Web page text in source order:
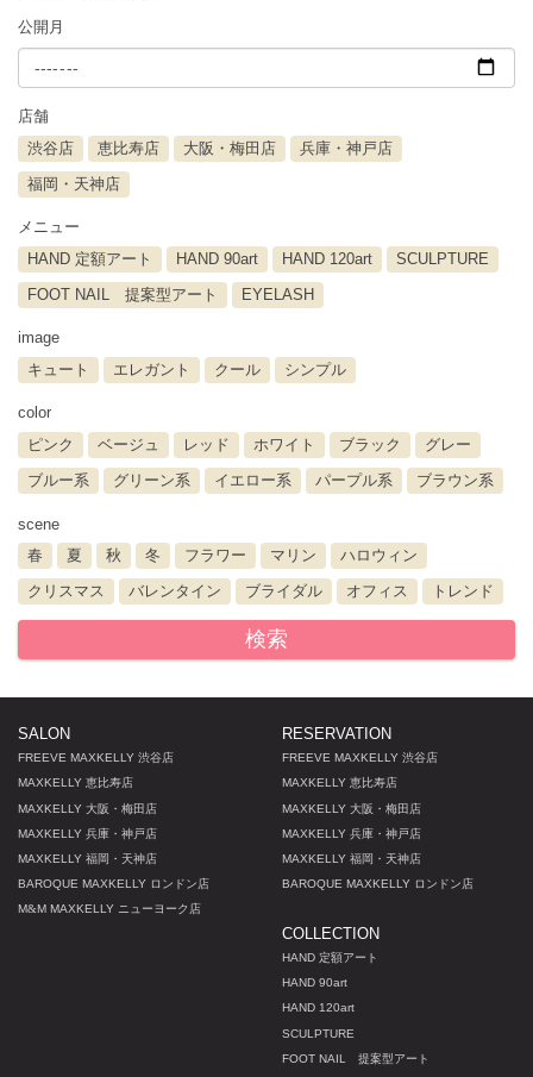
公開月
店舗
渋谷店
恵比寿店 大阪・梅田店
兵庫・神戸店
福岡・天神店
メニュー
HAND 定額アート
HAND 90art HAND 120art
SCULPTURE
FOOT NAIL 提案型アート
EYELASH
image
キュート
エレガント クール シンプル
color
ピンク
ベージュ レッド ホワイト ブラック
グレー
ブルー系
グリーン系 イエロー系 パープル系 ブラウン系
scene
春
夏 秋 冬 フラワー マリン
ハロウィン
クリスマス
バレンタイン ブライダル オフィス トレンド
検索
SALON
FREEVE MAXKELLY 渋谷店
MAXKELLY 恵比寿店
MAXKELLY 大阪・梅田店
MAXKELLY 兵庫・神戸店
MAXKELLY 福岡・天神店
BAROQUE MAXKELLY ロンドン店
M&M MAXKELLY ニューヨーク店
RESERVATION
FREEVE MAXKELLY 渋谷店
MAXKELLY 恵比寿店
MAXKELLY 大阪・梅田店
MAXKELLY 兵庫・神戸店
MAXKELLY 福岡・天神店
BAROQUE MAXKELLY ロンドン店
COLLECTION
HAND 定額アート
HAND 90art
HAND 120art
SCULPTURE
FOOT NAIL 提案型アート